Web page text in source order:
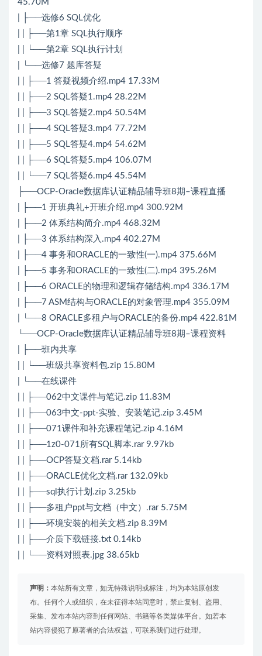
45.70M
| ├──选修6 SQL优化
| | ├──第1章 SQL执行顺序
| | └──第2章 SQL执行计划
| └──选修7 题库答疑
| | ├──1 答疑视频介绍.mp4 17.33M
| | ├──2 SQL答疑1.mp4 28.22M
| | ├──3 SQL答疑2.mp4 50.54M
| | ├──4 SQL答疑3.mp4 77.72M
| | ├──5 SQL答疑4.mp4 54.62M
| | ├──6 SQL答疑5.mp4 106.07M
| | └──7 SQL答疑6.mp4 45.54M
├──OCP-Oracle数据库认证精品辅导班8期–课程直播
| ├──1 开班典礼+开班介绍.mp4 300.92M
| ├──2 体系结构简介.mp4 468.32M
| ├──3 体系结构深入.mp4 402.27M
| ├──4 事务和ORACLE的一致性(一).mp4 375.66M
| ├──5 事务和ORACLE的一致性(二).mp4 395.26M
| ├──6 ORACLE的物理和逻辑存储结构.mp4 336.17M
| ├──7 ASM结构与ORACLE的对象管理.mp4 355.09M
| └──8 ORACLE多租户与ORACLE的备份.mp4 422.81M
└──OCP-Oracle数据库认证精品辅导班8期–课程资料
| ├──班内共享
| | └──班级共享资料包.zip 15.80M
| └──在线课件
| | ├──062中文课件与笔记.zip 11.83M
| | ├──063中文-ppt-实验、安装笔记.zip 3.45M
| | ├──071课件和补充课程笔记.zip 4.16M
| | ├──1z0-071所有SQL脚本.rar 9.97kb
| | ├──OCP答疑文档.rar 5.14kb
| | ├──ORACLE优化文档.rar 132.09kb
| | ├──sql执行计划.zip 3.25kb
| | ├──多租户ppt与文档（中文）.rar 5.75M
| | ├──环境安装的相关文档.zip 8.39M
| | ├──介质下载链接.txt 0.14kb
| | └──资料对照表.jpg 38.65kb
声明： 本站所有文章，如无特殊说明或标注，均为本站原创发
布。任何个人或组织，在未征得本站同意时，禁止复制、盗用、
采集、发布本站内容到任何网站、书籍等各类媒体平台。如若本
站内容侵犯了原著者的合法权益，可联系我们进行处理。